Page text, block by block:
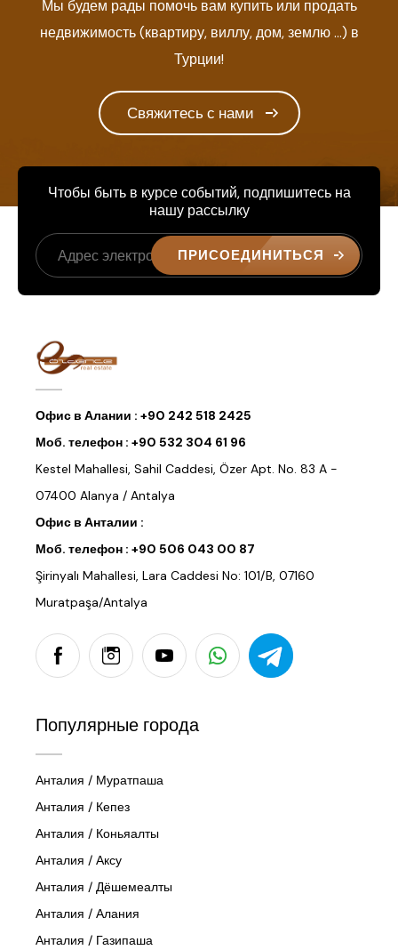
Мы будем рады помочь вам купить или продать
недвижимость (квартиру, виллу, дом, землю ...) в
Турции!
Свяжитесь с нами
Чтобы быть в курсе событий, подпишитесь на
нашу рассылку
ПРИСОЕДИНИТЬСЯ
Офис в Алании : +90 242 518 2425
Моб. телефон : +90 532 304 61 96
Kestel Mahallesi, Sahil Caddesi, Özer Apt. No. 83 A -
07400 Alanya / Antalya
Офис в Анталии :
Моб. телефон : +90 506 043 00 87
Şirinyalı Mahallesi, Lara Caddesi No: 101/B, 07160
Muratpaşa/Antalya
Популярные города
Анталия / Муратпаша
Анталия / Кепез
Анталия / Коньяалты
Анталия / Аксу
Анталия / Дёшемеалты
Анталия / Алания
Анталия / Газипаша